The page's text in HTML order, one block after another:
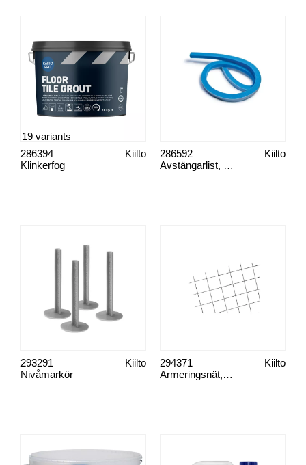
Klinkerfog
Kiilto
286394
19 variants
Avstängarlist, 3 cm x 3 cm
Kiilto
286592
Nivåmarkör
Kiilto
293291
Armeringsnät, 80 cm x 120 cm
Kiilto
294371